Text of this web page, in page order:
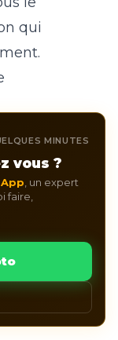
qui
MINUTES
vous ?
, un expert
faire,